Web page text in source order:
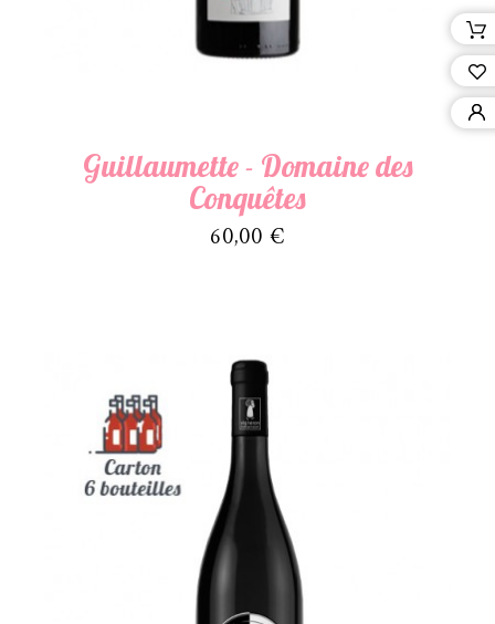
Guillaumette - Domaine des
Conquêtes
Prix
60,00 €